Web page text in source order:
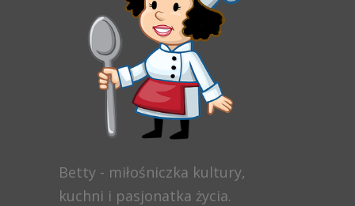
Betty - miłośniczka kultury,
kuchni i pasjonatka życia.